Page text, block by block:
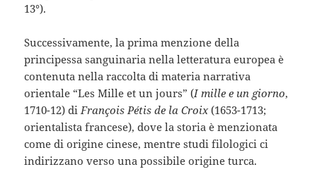
13°).
Successivamente, la prima menzione della
principessa sanguinaria nella letteratura europea è
contenuta nella raccolta di materia narrativa
orientale “Les Mille et un jours” (I mille e un giorno,
1710-12) di François Pétis de la Croix(1653-1713;
orientalista francese), dove la storia è menzionata
come di origine cinese, mentre studi filologici ci
indirizzano verso una possibile origine turca.